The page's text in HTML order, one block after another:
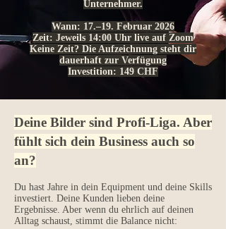
Unternehmer.
Wann: 17.–19. Februar 2026
Zeit: Jeweils 14:00 Uhr live auf Zoom
Keine Zeit? Die Aufzeichnung steht dir
dauerhaft zur Verfügung
Investition: 149 CHF
Deine Bilder sind Profi-Liga. Aber
fühlt sich dein Business auch so
an?
Du hast Jahre in dein Equipment und deine Skills
investiert. Deine Kunden lieben deine
Ergebnisse. Aber wenn du ehrlich auf deinen
Alltag schaust, stimmt die Balance nicht: